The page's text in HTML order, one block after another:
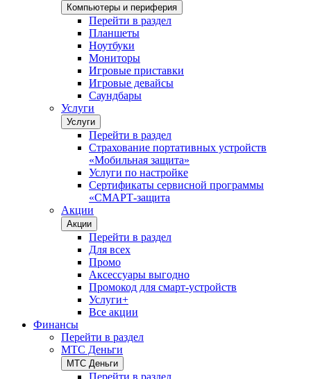
Компьютеры и периферия
Перейти в раздел
Планшеты
Ноутбуки
Мониторы
Игровые приставки
Игровые девайсы
Саундбары
Услуги
Услуги
Перейти в раздел
Страхование портативных устройств
«Мобильная защита»
Услуги по настройке
Сертификаты сервисной программы
«СМАРТ-защита
Акции
Акции
Перейти в раздел
Для всех
Промо
Аксессуары выгодно
Промокод для смарт-устройств
Услуги+
Все акции
Финансы
Перейти в раздел
МТС Деньги
МТС Деньги
Перейти в раздел